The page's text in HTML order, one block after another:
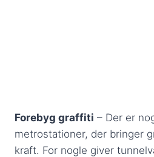
Forebyg graffiti – Der er
metrostationer, der bringer
kraft. For nogle giver